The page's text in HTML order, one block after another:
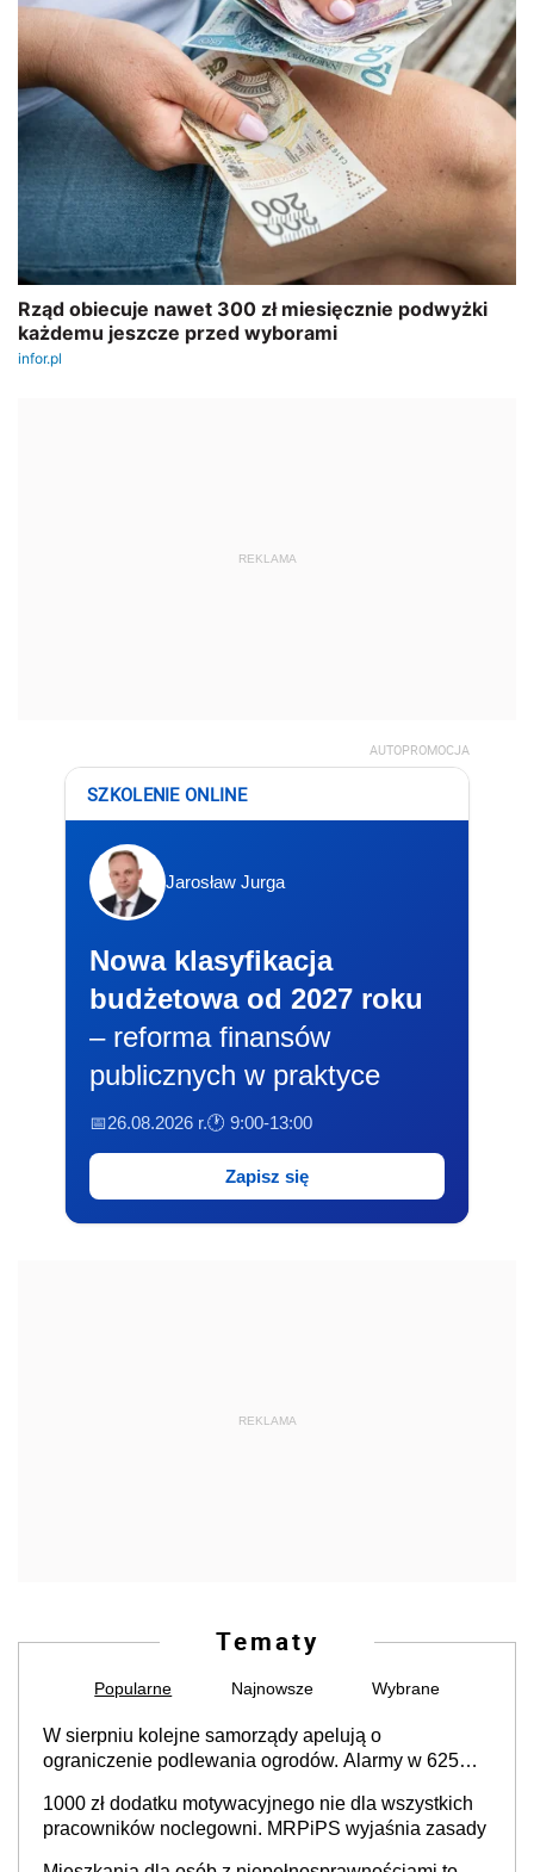
REKLAMA
AUTOPROMOCJA
SZKOLENIE ONLINE
Jarosław Jurga
Nowa klasyfikacja
budżetowa od 2027 roku
– reforma finansów
publicznych w praktyce
📅26.08.2026 r.🕐 9:00-13:00
Zapisz się
REKLAMA
Tematy
Popularne Najnowsze Wybrane
W sierpniu kolejne samorządy apelują o
ograniczenie podlewania ogrodów. Alarmy w 625
cały kraj
1000 zł dodatku motywacyjnego nie dla wszystkich
pracowników noclegowni. MRPiPS wyjaśnia zasady